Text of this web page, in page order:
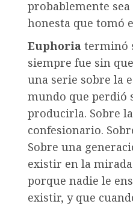
probablemente
honesta que tomó
Euphoria terminó
siempre fue sin
una serie sobre la
mundo que perdió
producirla. Sobre
confesionario.
Sobre una
existir en la
porque nadie le
existir, y que